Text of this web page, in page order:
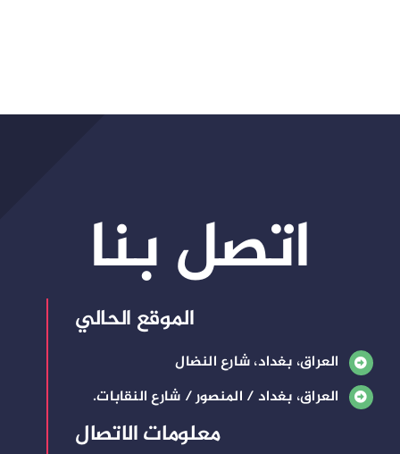
اتصل بنا
الموقع الحالي
العراق، بغداد، شارع النضال
العراق، بغداد / المنصور / شارع النقابات.
معلومات الاتصال